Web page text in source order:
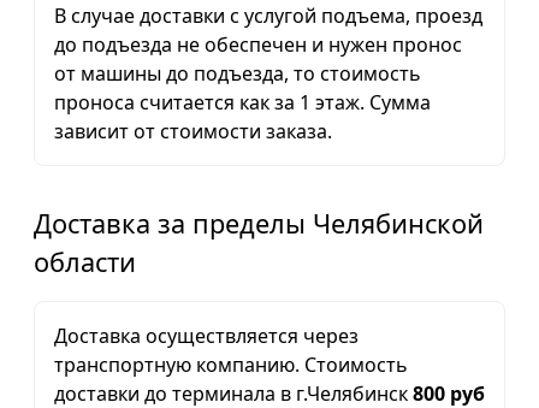
В случае доставки с услугой подъема, проезд
до подъезда не обеспечен и нужен пронос
от машины до подъезда, то стоимость
проноса считается как за 1 этаж. Сумма
зависит от стоимости заказа.
Доставка за пределы Челябинской
области
Доставка осуществляется через
транспортную компанию. Стоимость
доставки до терминала в г.Челябинск800 руб